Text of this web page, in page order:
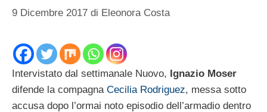
9 Dicembre 2017 di Eleonora Costa
Intervistato dal settimanale Nuovo, Ignazio Moser
difende la compagna Cecilia Rodriguez, messa sotto
accusa dopo l’ormai noto episodio dell’armadio dentro